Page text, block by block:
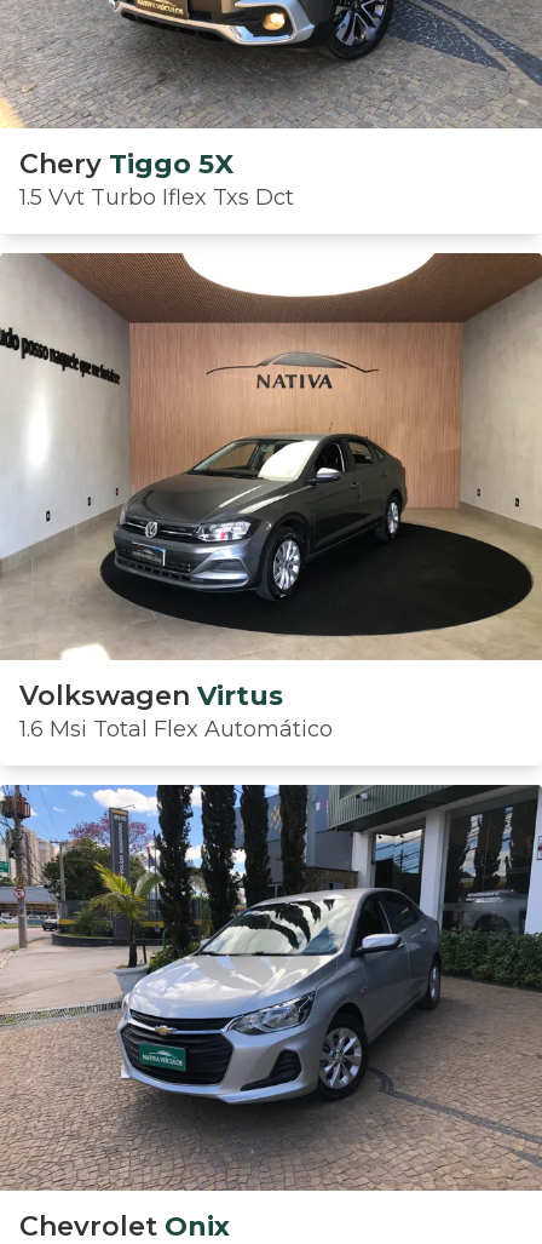
Chery Tiggo 5X
1.5 Vvt Turbo Iflex Txs Dct
Volkswagen Virtus
1.6 Msi Total Flex Automático
Chevrolet Onix